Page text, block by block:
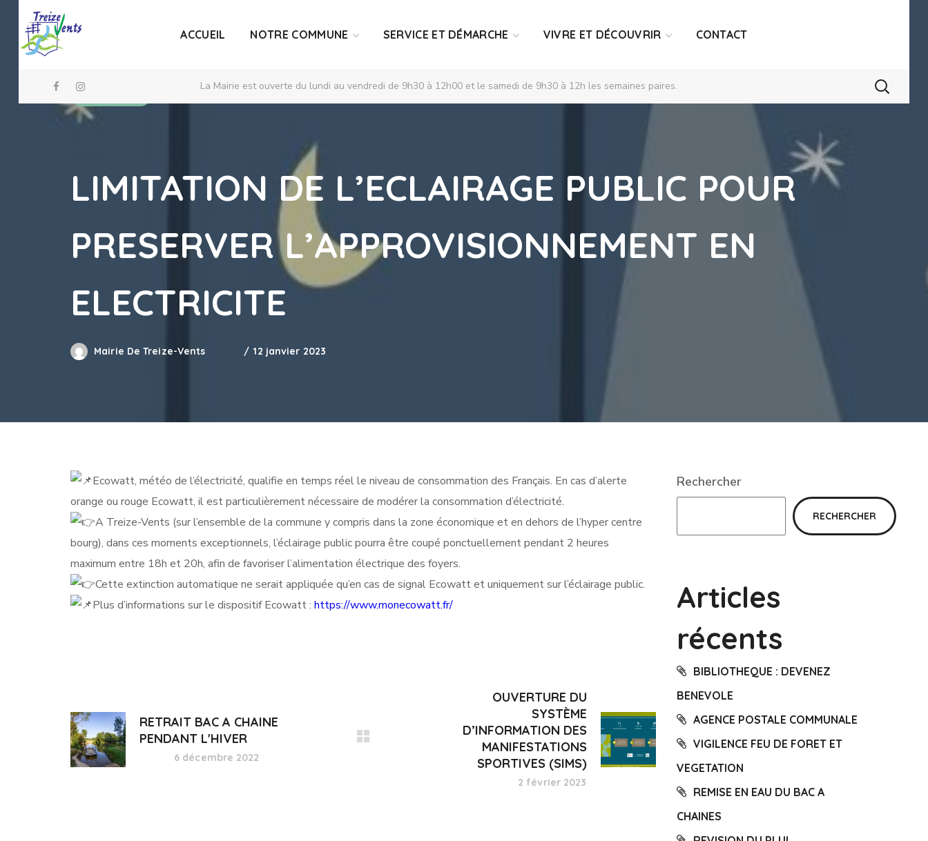
ACCUEIL NOTRE COMMUNE SERVICE ET DÉMARCHE VIVRE ET DÉCOUVRIR CONTACT
La Mairie est ouverte du lundi au vendredi de 9h30 à 12h00 et le samedi de 9h30 à 12h les semaines paires.
LIMITATION DE L’ECLAIRAGE PUBLIC POUR
PRESERVER L’APPROVISIONNEMENT EN
ELECTRICITE
Mairie De Treize-Vents 12 janvier 2023
Ecowatt, météo de l’électricité, qualifie en temps réel le niveau de consommation des Français. En cas d’alerte
orange ou rouge Ecowatt, il est particulièrement nécessaire de modérer la consommation d’électricité.
A Treize-Vents (sur l’ensemble de la commune y compris dans la zone économique et en dehors de l’hyper centre
bourg), dans ces moments exceptionnels, l’éclairage public pourra être coupé ponctuellement pendant 2 heures
maximum entre 18h et 20h, afin de favoriser l’alimentation électrique des foyers.
Cette extinction automatique ne serait appliquée qu’en cas de signal Ecowatt et uniquement sur l’éclairage public.
Plus d’informations sur le dispositif Ecowatt : https://www.monecowatt.fr/
RETRAIT BAC A CHAINE
PENDANT L'HIVER
6 décembre 2022
OUVERTURE DU
SYSTÈME
D’INFORMATION DES
MANIFESTATIONS
SPORTIVES (SIMS)
2 février 2023
Rechercher
RECHERCHER
Articles
récents
BIBLIOTHEQUE : DEVENEZ
BENEVOLE
AGENCE POSTALE COMMUNALE
VIGILENCE FEU DE FORET ET
VEGETATION
REMISE EN EAU DU BAC A
CHAINES